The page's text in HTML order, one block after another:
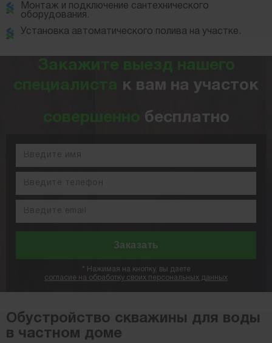
Монтаж и подключение сантехнического
оборудования.
Установка автоматического полива на участке.
Закажите выезд нашего
специалиста к вам на участок
совершенно бесплатно
* Нажимая на кнопку, вы даете
согласие на обработку своих персональных данных
Обустройство скважины для воды
в частном доме